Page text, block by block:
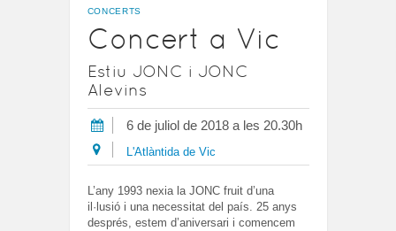
CONCERTS
Concert a Vic
Estiu JONC i JONC
Alevins
6 de juliol de 2018 a les 20.30h
L'Atlàntida de Vic
L’any 1993 nexia la JONC fruit d’una
il·lusió i una necessitat del país. 25 anys
després, estem d’aniversari i comencem